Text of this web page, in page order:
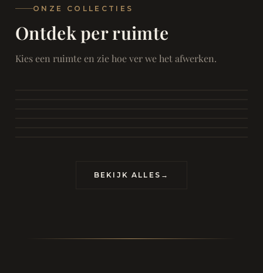
Modern
Marcottestyle Living
ONZE COLLECTIES
Ontdek per ruimte
Kies een ruimte en zie hoe ver we het afwerken.
SAMEN ONTSPANNEN
Woonkamer
Eetkamer
RUST EN RETRAITE
BEKIJK ALLES →